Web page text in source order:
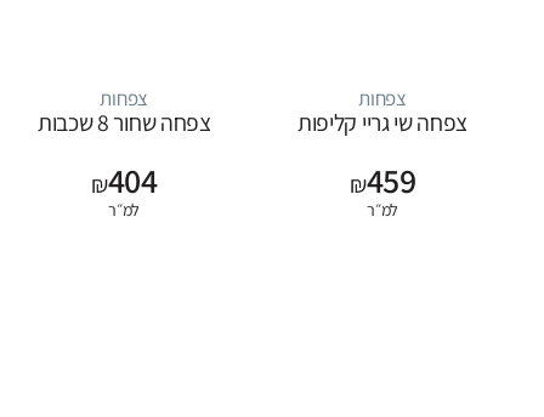
צפחות
צפחה שי גריי קליפות
₪459
למ״ר
צפחות
צפחה שחור 8 שכבות
₪404
למ״ר